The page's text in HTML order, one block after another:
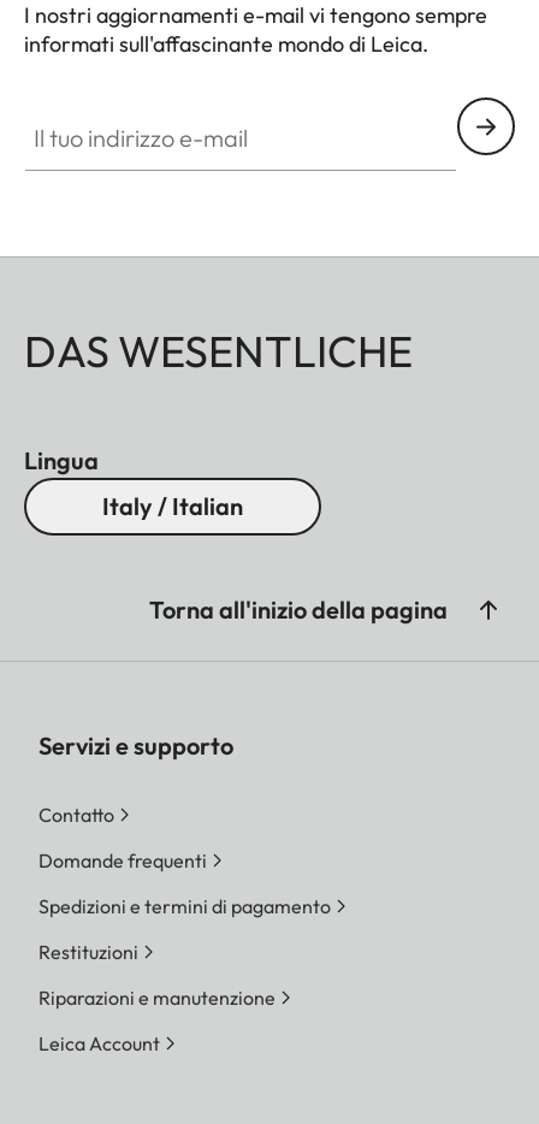
I nostri aggiornamenti e-mail vi tengono sempre
informati sull'affascinante mondo di Leica.
DAS WESENTLICHE
Lingua
Italy / Italian
Torna all'inizio della pagina
Servizi e supporto
Contatto
Domande frequenti
Spedizioni e termini di pagamento
Restituzioni
Riparazioni e manutenzione
Leica Account